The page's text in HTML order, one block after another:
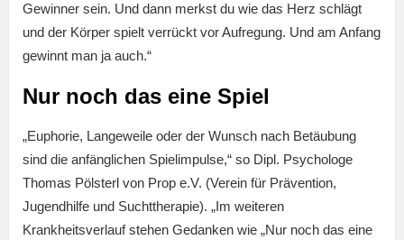
Gewinner sein. Und dann merkst du wie das Herz schlägt
und der Körper spielt verrückt vor Aufregung. Und am Anfang
gewinnt man ja auch.“
Nur noch das eine Spiel
„Euphorie, Langeweile oder der Wunsch nach Betäubung
sind die anfänglichen Spielimpulse,“ so Dipl. Psychologe
Thomas Pölsterl von Prop e.V. (Verein für Prävention,
Jugendhilfe und Suchttherapie). „Im weiteren
Krankheitsverlauf stehen Gedanken wie „Nur noch das eine